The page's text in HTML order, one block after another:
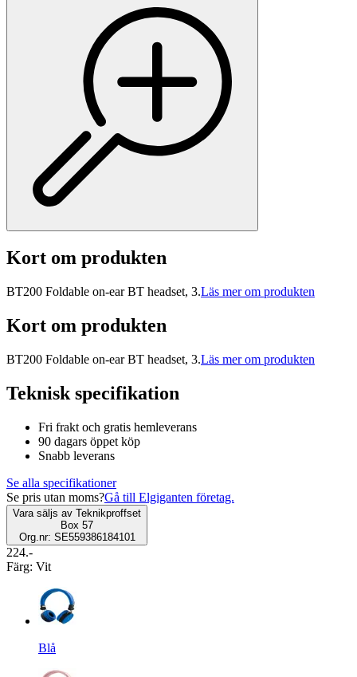
Kort om produkten
BT200 Foldable on-ear BT headset, 3.Läs mer om produkten
Kort om produkten
BT200 Foldable on-ear BT headset, 3.Läs mer om produkten
Teknisk specifikation
Fri frakt och gratis hemleverans
90 dagars öppet köp
Snabb leverans
Se alla specifikationer
Se pris utan moms?Gå till Elgiganten företag.
Vara säljs av Teknikproffset
Box 57
Org.nr: SE559386184101
224.-
Färg: Vit
Blå